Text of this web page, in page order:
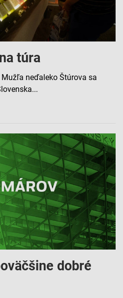
túra
neďaleko Štúrova sa
dobré